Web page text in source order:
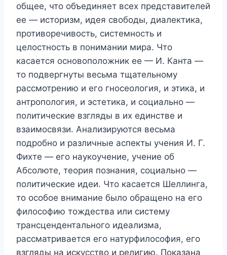
общее, что объединяет всех представителей
ее — историзм, идея свободы, диалектика,
противоречивость, системность и
целостность в понимании мира. Что
касается основоположник ее — И. Канта —
то подвергнуты весьма тщательному
рассмотрению и его гносеология, и этика, и
антропология, и эстетика, и социально —
политические взгляды в их единстве и
взаимосвязи. Анализируются весьма
подробно и различные аспекты учения И. Г.
Фихте — его наукоучение, учение об
Абсолюте, теория познания, социально —
политические идеи. Что касается Шеллинга,
то особое внимание было обращено на его
философию тождества или систему
трансцендентального идеализма,
рассматривается его натурфилософия, его
взгляды на искусство и религию. Показана